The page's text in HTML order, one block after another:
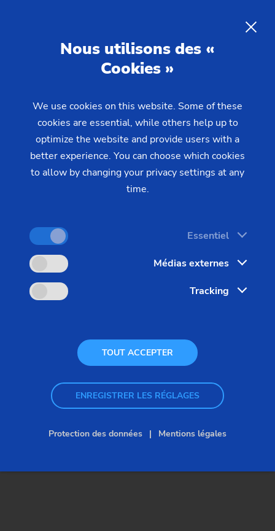
machines avec EDNA ONE
L'efficacité des processus de production modernes
dépend en grande partie de la facilité d'utilisation
et du temps de réglage des machines. EDNA ONE
d'EMAG propose des solutions numériques
innovantes qui simplifient considérablement
d'automatisation intelligentes, vous réduisez à la
fois l’activité de l'opérateur et le taux d'erreur et
créez une base fiable pour votre fabrication de
précision.
Nous utilisons des «
Cookies »
We use cookies on this website. Some of these
cookies are essential, while others help up to
optimize the website and provide users with a
better experience. You can choose which cookies
to allow by changing your privacy settings at any
time.
Essentiel
Médias externes
Tracking
TOUT ACCEPTER
ENREGISTRER LES RÉGLAGES
Protection des données Mentions légales